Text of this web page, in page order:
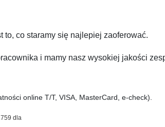
to, co staramy się najlepiej zaoferować.
i mamy nasz wysokiej jakości
online T/T, VISA, MasterCard, e-check).